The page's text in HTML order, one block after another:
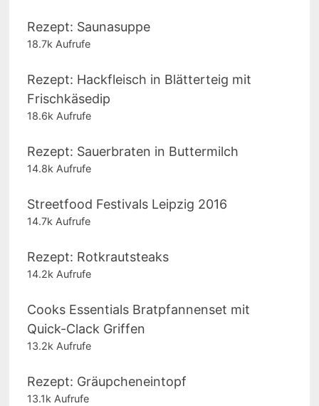
Rezept: Saunasuppe
18.7k Aufrufe
Rezept: Hackfleisch in Blätterteig mit
Frischkäsedip
18.6k Aufrufe
Rezept: Sauerbraten in Buttermilch
14.8k Aufrufe
Streetfood Festivals Leipzig 2016
14.7k Aufrufe
Rezept: Rotkrautsteaks
14.2k Aufrufe
Cooks Essentials Bratpfannenset mit
Quick-Clack Griffen
13.2k Aufrufe
Rezept: Gräupcheneintopf
13.1k Aufrufe